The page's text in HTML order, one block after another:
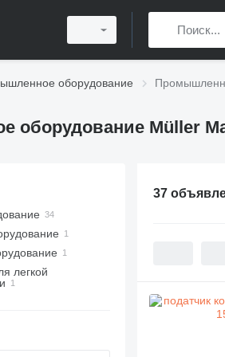
оборудование
оборудование Müller
оборудование
машины
машины
машины
оборудование
упаковочные
легкой
37